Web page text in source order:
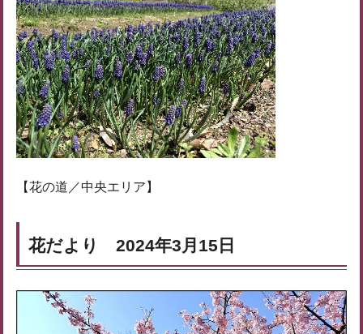
【花の道／中央エリア】
花だより 2024年3月15日